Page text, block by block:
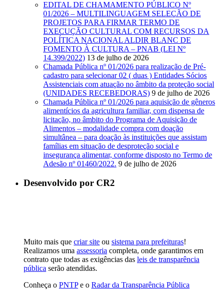
EDITAL DE CHAMAMENTO PÚBLICO Nº
01/2026 – MULTILINGUAGEM SELEÇÃO DE
PROJETOS PARA FIRMAR TERMO DE
EXECUÇÃO CULTURAL COM RECURSOS DA
POLÍTICA NACIONAL ALDIR BLANC DE
FOMENTO À CULTURA – PNAB (LEI Nº
14.399/2022) 13 de julho de 2026
Chamada Pública nº 01/2026 para realização de Pré-
cadastro para selecionar 02 ( duas ) Entidades Sócios
Assistenciais com atuação no âmbito da proteção social
(UNIDADES RECEBEDORAS) 9 de julho de 2026
Chamada Pública nº 01/2026 para aquisição de gêneros
alimentícios da agricultura familiar, com dispensa de
licitação, no âmbito do Programa de Aquisição de
Alimentos – modalidade compra com doação
simultânea – para doação às instituições que assistam
famílias em situação de desproteção social e
insegurança alimentar, conforme disposto no Termo de
Adesão nº 01460/2022. 9 de julho de 2026
Desenvolvido por CR2
Muito mais que criar site ou sistema para prefeituras!
Realizamos uma assessoria completa, onde garantimos em
contrato que todas as exigências das leis de transparência
pública serão atendidas.
Conheça o PNTPe o Radar da Transparência Pública